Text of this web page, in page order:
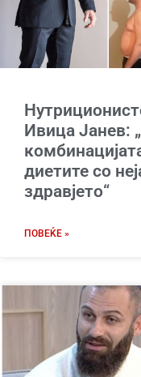
Ивица Јанев:
диетите со
здравјето“
ПОВЕЌЕ »